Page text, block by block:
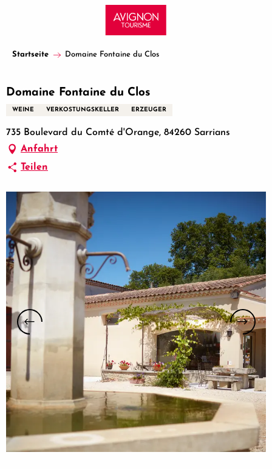
principal
Startseite Domaine Fontaine du Clos
Domaine Fontaine du Clos
WEINE VERKOSTUNGSKELLER ERZEUGER
735 Boulevard du Comté d'Orange, 84260 Sarrians
Anfahrt
Teilen